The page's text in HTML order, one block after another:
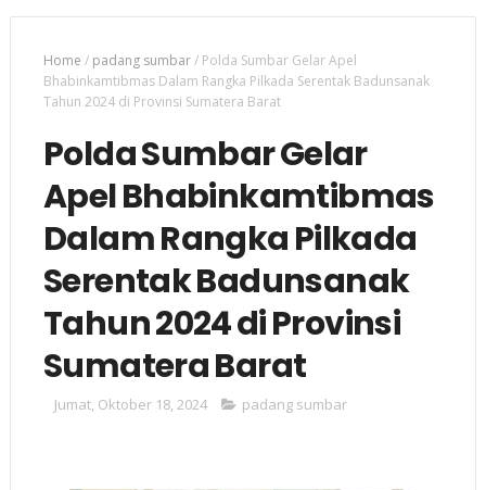
Home / padang sumbar/ Polda Sumbar Gelar Apel
Bhabinkamtibmas Dalam Rangka Pilkada Serentak Badunsanak
Tahun 2024 di Provinsi Sumatera Barat
Polda Sumbar Gelar
Apel Bhabinkamtibmas
Dalam Rangka Pilkada
Serentak Badunsanak
Tahun 2024 di Provinsi
Sumatera Barat
Jumat, Oktober 18, 2024 padang sumbar